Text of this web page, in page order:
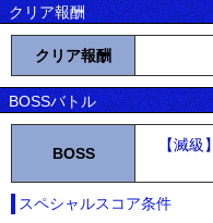
クリア報酬
クリア報酬
BOSSバトル
BOSS
【滅
スペシャルスコア条件